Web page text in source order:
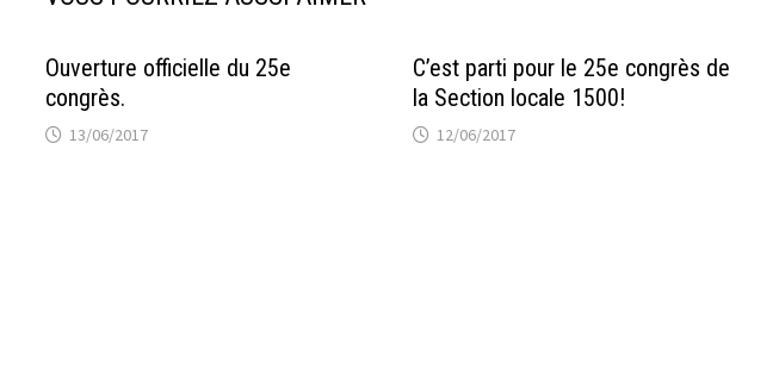
Ouverture officielle du 25e
congrès.
13/06/2017
C’est parti pour le 25e congrès de
la Section locale 1500!
12/06/2017